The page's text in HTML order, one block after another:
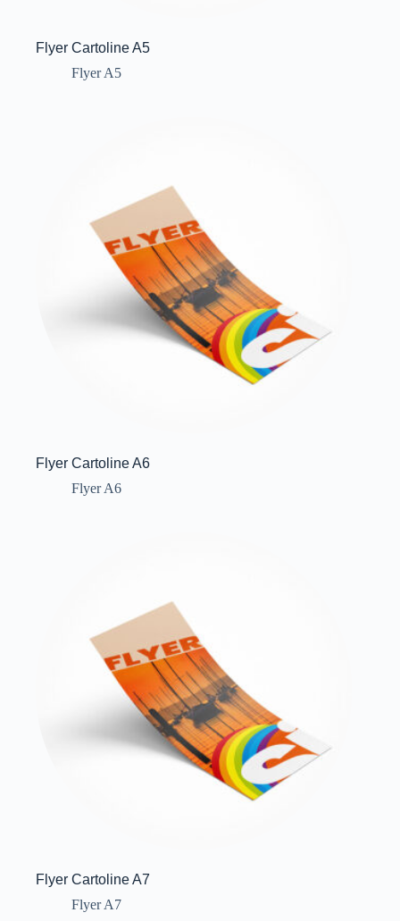
Flyer Cartoline A5
Flyer A5
Flyer Cartoline A6
Flyer A6
Flyer Cartoline A7
Flyer A7